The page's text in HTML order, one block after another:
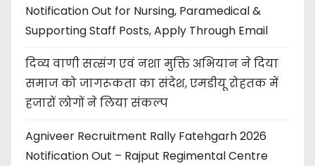
Notification Out for Nursing, Paramedical &
Supporting Staff Posts, Apply Through Email
दिव्य वाणी सत्संग एवं नशा मुक्ति अभियान ने दिया
समाज को जागरूकता का संदेश, एमडीयू रोहतक में
हजारों लोगों ने लिया संकल्प
Agniveer Recruitment Rally Fatehgarh 2026
Notification Out – Rajput Regimental Centre